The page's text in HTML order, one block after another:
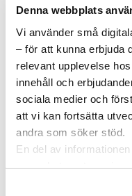
Denna webbplats
Vi använder små
– för att kunna erbjuda
relevant upplevelse
innehåll och
sociala medier och
att vi kan fortsätta
andra som söker stöd.
En del av
Varför gå
Att förändra en vana
Kan jag få
läkemedel för
Förkylningstider
Matprat och
Gör din röst hörd -
Sockerfria dagen 12
Får jag äta
Hur kommunicerar
Ett påskägg till dig
Morgonmeditation
Otyglad oro - Sinnesro
Avundsjuka -